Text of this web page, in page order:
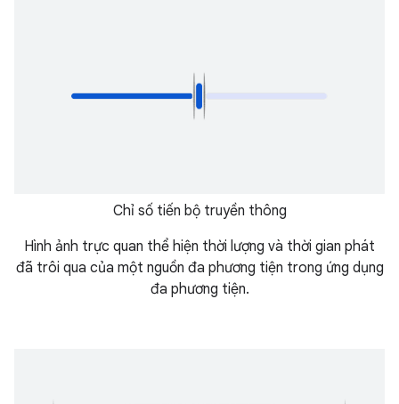
Chỉ số tiến bộ truyền thông
Hình ảnh trực quan thể hiện thời lượng và thời gian phát
đã trôi qua của một nguồn đa phương tiện trong ứng dụng
đa phương tiện.